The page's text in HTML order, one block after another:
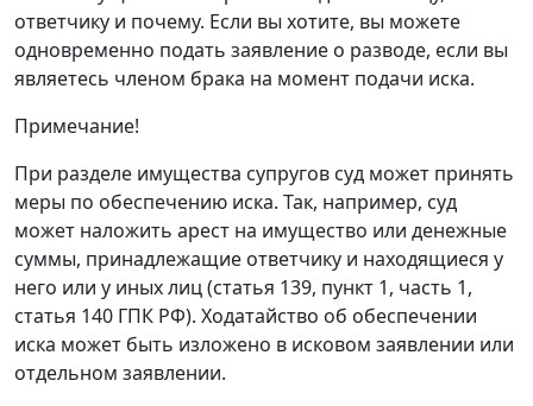
ответчику и почему. Если вы хотите, вы можете
одновременно подать заявление о разводе, если вы
являетесь членом брака на момент подачи иска.
Примечание!
При разделе имущества супругов суд может принять
меры по обеспечению иска. Так, например, суд
может наложить арест на имущество или денежные
суммы, принадлежащие ответчику и находящиеся у
него или у иных лиц (статья 139, пункт 1, часть 1,
статья 140 ГПК РФ). Ходатайство об обеспечении
иска может быть изложено в исковом заявлении или
отдельном заявлении.